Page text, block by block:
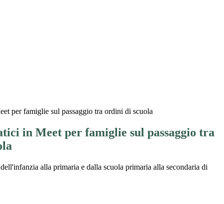
per famiglie sul passaggio tra ordini di scuola
in Meet per famiglie sul passaggio tra
alla primaria e dalla scuola primaria alla secondaria di